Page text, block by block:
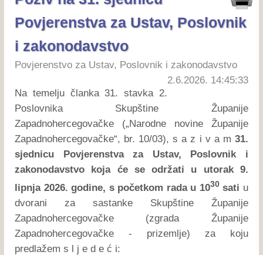
Povjerenstva za Ustav, Poslovnik
i zakonodavstvo
Povjerenstvo za Ustav, Poslovnik i zakonodavstvo
2.6.2026. 14:45:33
Na temelju članka 31. stavka 2.
Poslovnika Skupštine Županije
Zapadnohercegovačke („Narodne novine Županije
Zapadnohercegovačke“, br. 10/03), s a z i v a m 31.
sjednicu Povjerenstva za Ustav, Poslovnik i
zakonodavstvo koja će se održati u utorak 9.
lipnja 2026. godine, s početkom rada u 1030sati u
dvorani za sastanke Skupštine Županije
Zapadnohercegovačke (zgrada Županije
Zapadnohercegovačke - prizemlje) za koju
predlažem s l j e d e ć i: